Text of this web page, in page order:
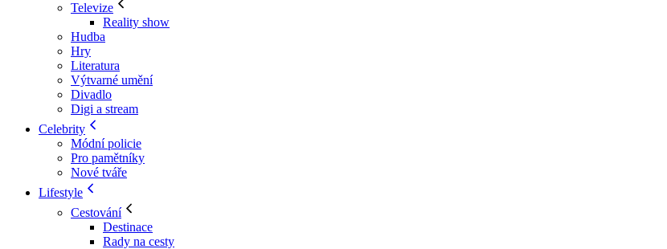
Televize
Reality show
Hudba
Hry
Literatura
Výtvarné umění
Divadlo
Digi a stream
Celebrity
Módní policie
Pro pamětníky
Nové tváře
Lifestyle
Cestování
Destinace
Rady na cesty